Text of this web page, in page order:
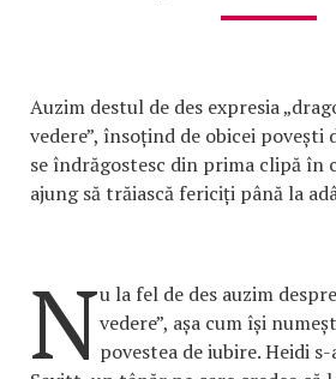
Auzim destul de des expresia
vedere”, însoțind de obicei povești
se îndrăgostesc din prima clipă în
ajung să trăiască fericiți până la
Nu la fel de des auzim
vedere”, așa cum își
povestea de iubire. Heidi